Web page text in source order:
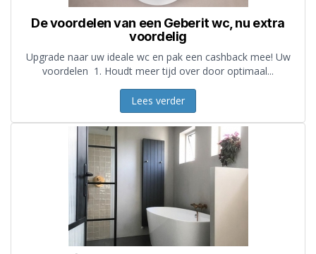
De voordelen van een Geberit wc, nu extra
voordelig
Upgrade naar uw ideale wc en pak een cashback mee! Uw
voordelen 1. Houdt meer tijd over door optimaal...
Lees verder